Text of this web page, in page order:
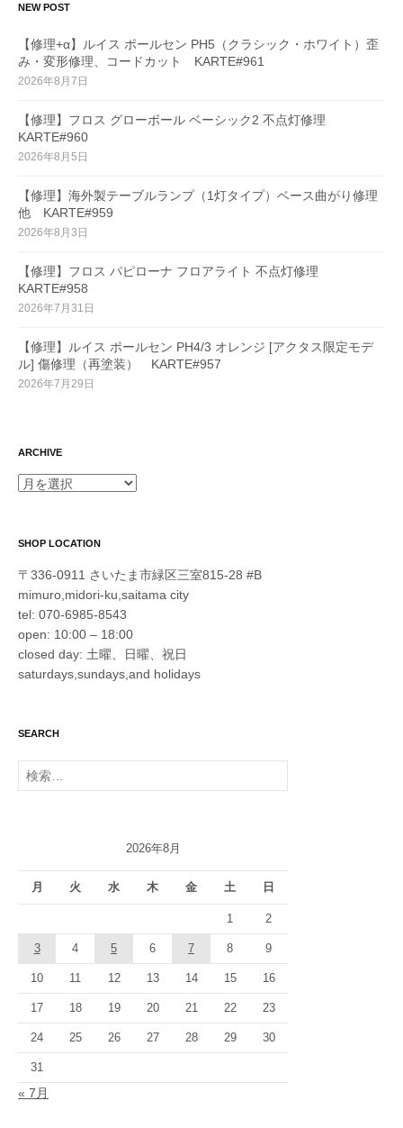
NEW POST
【修理+α】ルイス ポールセン PH5（クラシック・ホワイト）歪
み・変形修理、コードカット KARTE#961
2026年8月7日
【修理】フロス グローボール ベーシック2 不点灯修理
KARTE#960
2026年8月5日
【修理】海外製テーブルランプ（1灯タイプ）ベース曲がり修理
他 KARTE#959
2026年8月3日
【修理】フロス パピローナ フロアライト 不点灯修理
KARTE#958
2026年7月31日
【修理】ルイス ポールセン PH4/3 オレンジ [アクタス限定モデ
ル] 傷修理（再塗装） KARTE#957
2026年7月29日
ARCHIVE
ARCHIVE
SHOP LOCATION
〒336-0911 さいたま市緑区三室815-28 #B
mimuro,midori-ku,saitama city
tel: 070-6985-8543
open: 10:00 – 18:00
closed day: 土曜、日曜、祝日
saturdays,sundays,and holidays
SEARCH
検
索:
2026年8月
月 火 水 木 金 土 日
1 2
3 4 5 6 7 8 9
10 11 12 13 14 15 16
17 18 19 20 21 22 23
24 25 26 27 28 29 30
31
« 7月